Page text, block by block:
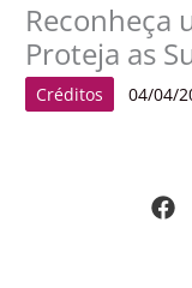
Reconheça
Proteja as
Créditos 04/04/